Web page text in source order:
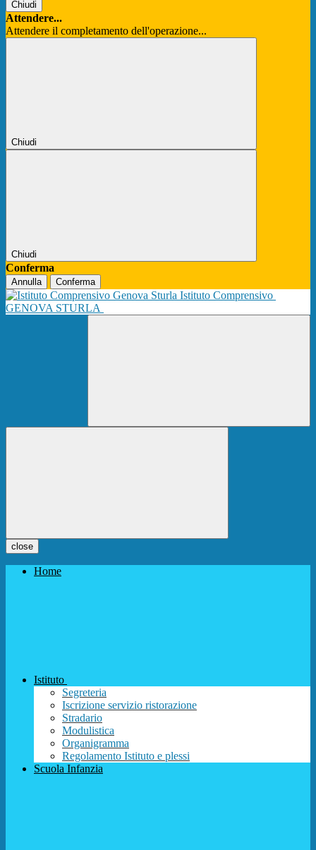
Chiudi
Attendere...
Attendere il completamento dell'operazione...
Chiudi
Chiudi
Conferma
Annulla Conferma
Istituto Comprensivo
GENOVA STURLA
close
Home
Istituto
Segreteria
Iscrizione servizio ristorazione
Stradario
Modulistica
Organigramma
Regolamento Istituto e plessi
Scuola Infanzia